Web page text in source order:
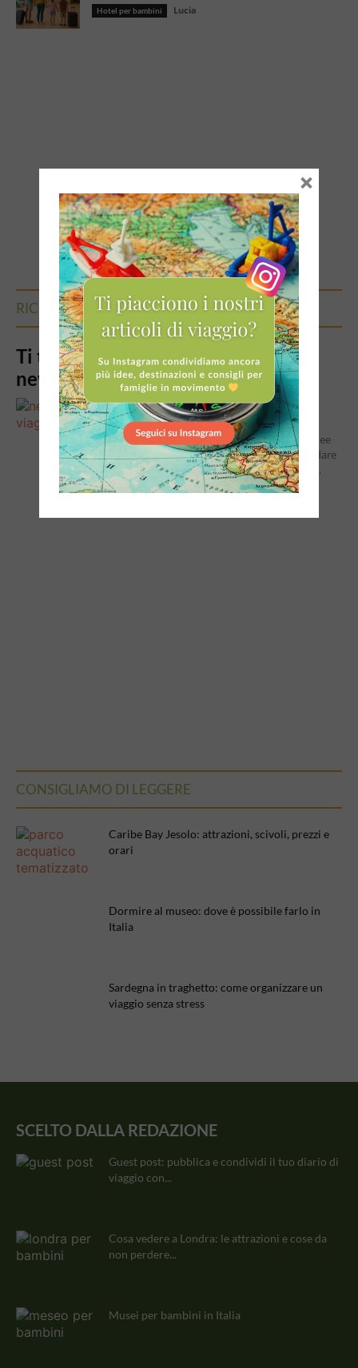
Hotel per bambini Lucia
RICEVI LA NEWSLETTER
Ti teniamo informato… Iscriviti alla
newsletter!
Perchè iscriversi alla newsletter di
Quantomanca? E' gratuita Riceverai tante idee
su mete, musei, parchi e attrazioni dove andare
con i bambini Riceverai le offerte dei family...
CONSIGLIAMO DI LEGGERE
Caribe Bay Jesolo: attrazioni, scivoli, prezzi e
orari
Dormire al museo: dove è possibile farlo in
Italia
Sardegna in traghetto: come organizzare un
viaggio senza stress
SCELTO DALLA REDAZIONE
Guest post: pubblica e condividi il tuo diario di
viaggio con...
Cosa vedere a Londra: le attrazioni e cose da
non perdere...
Musei per bambini in Italia
×